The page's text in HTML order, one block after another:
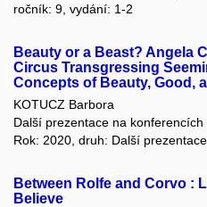
ročník: 9, vydání: 1-2
Beauty or a Beast? Angela
Circus Transgressing
Concepts of Beauty, Good,
KOTUCZ Barbora
Další prezentace na konferencích
Rok: 2020, druh: Další
Between Rolfe and Corvo :
Believe